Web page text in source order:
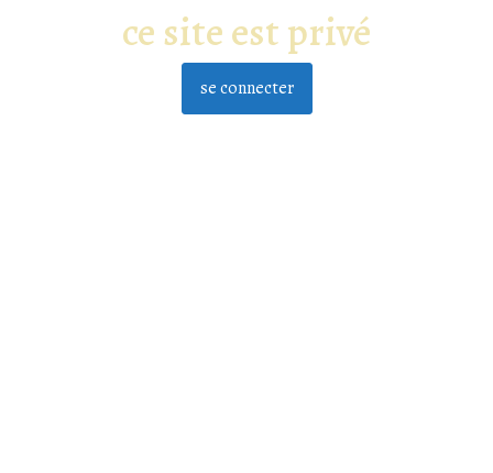
ce site est privé
se connecter